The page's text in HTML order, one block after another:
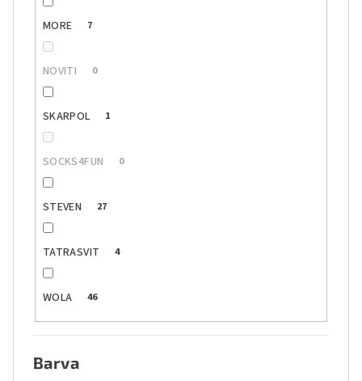
MORE 7
NOVITI 0
SKARPOL 1
SOCKS4FUN 0
STEVEN 27
TATRASVIT 4
WOLA 46
Barva